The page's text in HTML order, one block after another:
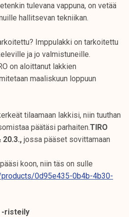
tulevana vappuna, on vetää
hallitsevan tekniikan.
Imppulakki on tarkoitettu
ja jo valmistuneille.
on aloittanut lakkien
maaliskuun loppuun
tilaamaan lakkisi, niin tuuthan
päätäsi parhaiten.TIRO
jossa pääset sovittamaan
koon, niin täs on sulle
0d95e435-0b4b-4b30-
-risteily